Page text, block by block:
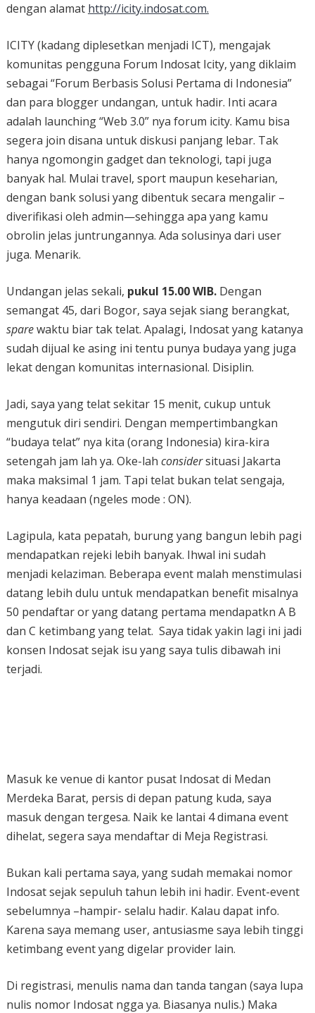
dengan alamat http://icity.indosat.com.
ICITY (kadang diplesetkan menjadi ICT), mengajak
komunitas pengguna Forum Indosat Icity, yang diklaim
sebagai “Forum Berbasis Solusi Pertama di Indonesia”
dan para blogger undangan, untuk hadir. Inti acara
adalah launching “Web 3.0” nya forum icity. Kamu bisa
segera join disana untuk diskusi panjang lebar. Tak
hanya ngomongin gadget dan teknologi, tapi juga
banyak hal. Mulai travel, sport maupun keseharian,
dengan bank solusi yang dibentuk secara mengalir –
diverifikasi oleh admin—sehingga apa yang kamu
obrolin jelas juntrungannya. Ada solusinya dari user
juga. Menarik.
Undangan jelas sekali, pukul 15.00 WIB.Dengan
semangat 45, dari Bogor, saya sejak siang berangkat,
sparewaktu biar tak telat. Apalagi, Indosat yang katanya
sudah dijual ke asing ini tentu punya budaya yang juga
lekat dengan komunitas internasional. Disiplin.
Jadi, saya yang telat sekitar 15 menit, cukup untuk
mengutuk diri sendiri. Dengan mempertimbangkan
“budaya telat” nya kita (orang Indonesia) kira-kira
setengah jam lah ya. Oke-lah considersituasi Jakarta
maka maksimal 1 jam. Tapi telat bukan telat sengaja,
hanya keadaan (ngeles mode : ON).
Lagipula, kata pepatah, burung yang bangun lebih pagi
mendapatkan rejeki lebih banyak. Ihwal ini sudah
menjadi kelaziman. Beberapa event malah menstimulasi
datang lebih dulu untuk mendapatkan benefit misalnya
50 pendaftar or yang datang pertama mendapatkn A B
dan C ketimbang yang telat. Saya tidak yakin lagi ini jadi
konsen Indosat sejak isu yang saya tulis dibawah ini
terjadi.
Masuk ke venue di kantor pusat Indosat di Medan
Merdeka Barat, persis di depan patung kuda, saya
masuk dengan tergesa. Naik ke lantai 4 dimana event
dihelat, segera saya mendaftar di Meja Registrasi.
Bukan kali pertama saya, yang sudah memakai nomor
Indosat sejak sepuluh tahun lebih ini hadir. Event-event
sebelumnya –hampir- selalu hadir. Kalau dapat info.
Karena saya memang user, antusiasme saya lebih tinggi
ketimbang event yang digelar provider lain.
Di registrasi, menulis nama dan tanda tangan (saya lupa
nulis nomor Indosat ngga ya. Biasanya nulis.) Maka